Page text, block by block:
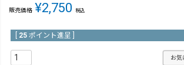
販売価格 ¥2,750 税込
25 ポイント進呈 ]
お気